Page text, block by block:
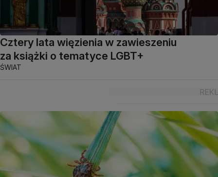
Cztery lata więzienia w zawieszeniu
za książki o tematyce LGBT+
ŚWIAT